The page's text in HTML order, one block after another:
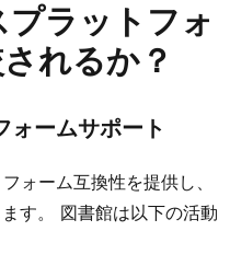
ラットフォ
れるか？
ームサポート
ォーム互換性を提供し、
す。 図書館は以下の活動